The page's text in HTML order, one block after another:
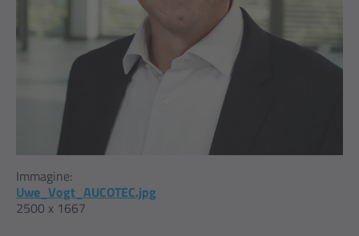
Immagine:
Uwe_Vogt_AUCOTEC.jpg
2500 x 1667